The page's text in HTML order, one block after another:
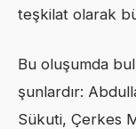
teşkilat olarak
Bu oluşumda
şunlardır:
Sükuti, Çerkes